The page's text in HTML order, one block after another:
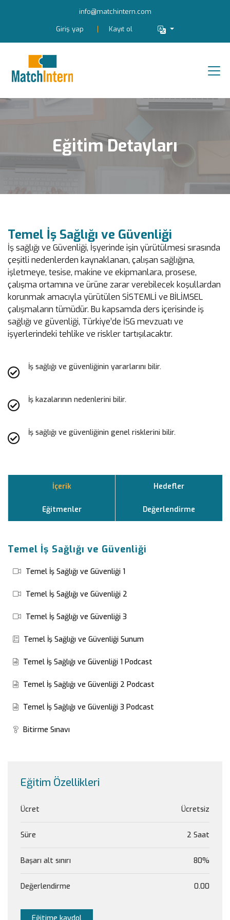
info@matchintern.com
Giriş yap
Kayıt ol
Eğitim Detayları
Temel İş Sağlığı ve Güvenliği
İş sağlığı ve Güvenliği, İşyerinde işin yürütülmesi sırasında
çeşitli nedenlerden kaynaklanan, çalışan sağlığına,
işletmeye, tesise, makine ve ekipmanlara, prosese,
çalışma ortamına ve ürüne zarar verebilecek koşullardan
korunmak amacıyla yürütülen SİSTEMLİ ve BİLİMSEL
çalışmaların tümüdür. Bu kapsamda ders içerisinde iş
sağlığı ve güvenliği, Türkiye’de İSG mevzuatı ve
işyerlerindeki tehlike ve riskler tartışılacaktır.
İş sağlığı ve güvenliğinin yararlarını bilir.
İş kazalarının nedenlerini bilir.
İş sağlığı ve güvenliğinin genel risklerini bilir.
İçerik Hedefler
Eğitmenler Değerlendirme
Temel İş Sağlığı ve Güvenliği
Temel İş Sağlığı ve Güvenliği 1
Temel İş Sağlığı ve Güvenliği 2
Temel İş Sağlığı ve Güvenliği 3
Temel İş Sağlığı ve Güvenliği Sunum
Temel İş Sağlığı ve Güvenliği 1 Podcast
Temel İş Sağlığı ve Güvenliği 2 Podcast
Temel İş Sağlığı ve Güvenliği 3 Podcast
Bitirme Sınavı
Eğitim Özellikleri
Ücret Ücretsiz
Süre 2 Saat
Başarı alt sınırı 80%
Değerlendirme 0.00